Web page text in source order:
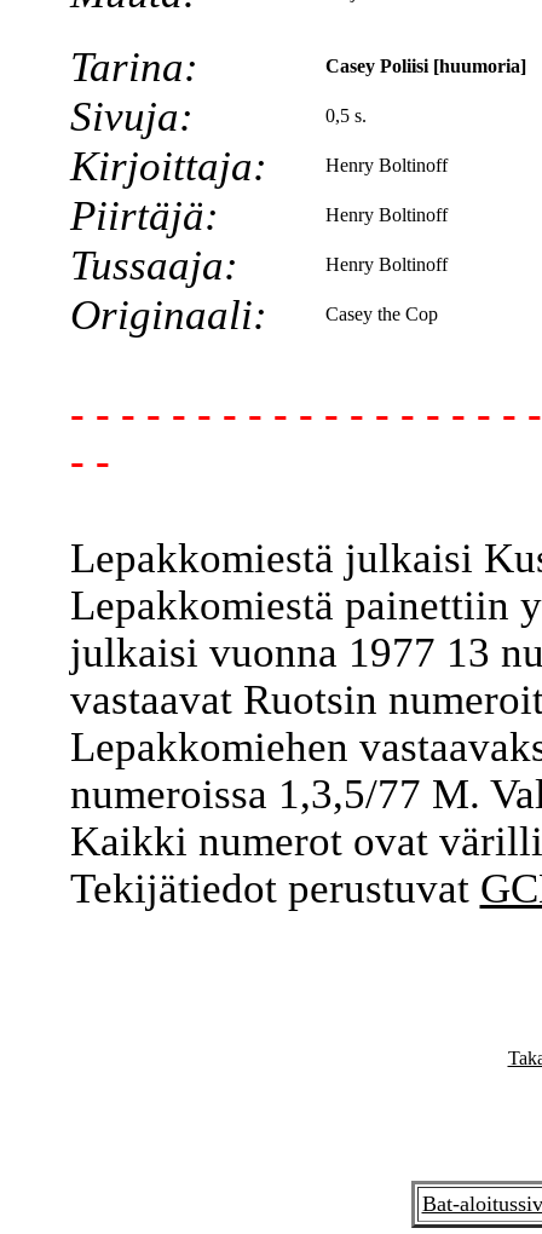
Tarina: Casey Poliisi [huumoria]
Sivuja: 0,5 s.
Kirjoittaja: Henry Boltinoff
Piirtäjä: Henry Boltinoff
Tussaaja: Henry Boltinoff
Originaali: Casey the Cop
- - - - - - - - - - - - - - - - - -
- -
Lepakkomiestä julkaisi
Lepakkomiestä painettiin
julkaisi vuonna 1977 13
vastaavat Ruotsin
Lepakkomiehen
numeroissa 1,3,5/77 M.
Kaikki numerot ovat
Tekijätiedot perustuvat
Bat-